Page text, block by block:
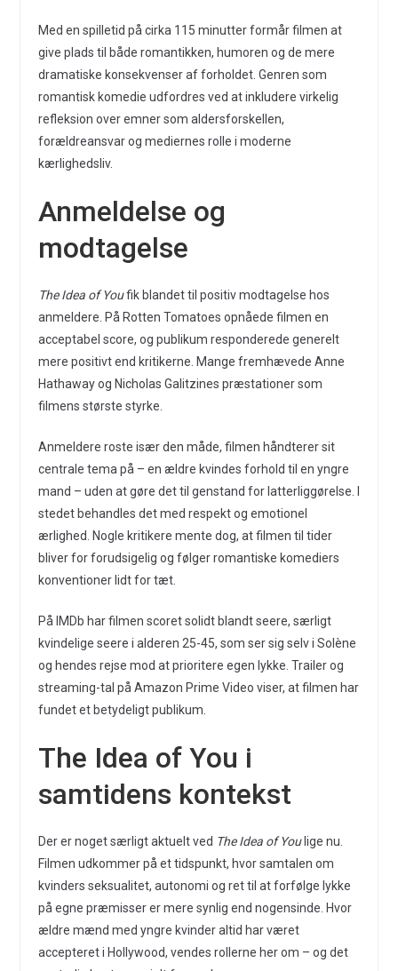
Med en spilletid på cirka 115 minutter formår filmen at
give plads til både romantikken, humoren og de mere
dramatiske konsekvenser af forholdet. Genren som
romantisk komedie udfordres ved at inkludere virkelig
refleksion over emner som aldersforskellen,
forældreansvar og mediernes rolle i moderne
kærlighedsliv.
Anmeldelse og
modtagelse
The Idea of Youfik blandet til positiv modtagelse hos
anmeldere. På Rotten Tomatoes opnåede filmen en
acceptabel score, og publikum responderede generelt
mere positivt end kritikerne. Mange fremhævede Anne
Hathaway og Nicholas Galitzines præstationer som
filmens største styrke.
Anmeldere roste især den måde, filmen håndterer sit
centrale tema på – en ældre kvindes forhold til en yngre
mand – uden at gøre det til genstand for latterliggørelse. I
stedet behandles det med respekt og emotionel
ærlighed. Nogle kritikere mente dog, at filmen til tider
bliver for forudsigelig og følger romantiske komediers
konventioner lidt for tæt.
På IMDb har filmen scoret solidt blandt seere, særligt
kvindelige seere i alderen 25-45, som ser sig selv i Solène
og hendes rejse mod at prioritere egen lykke. Trailer og
streaming-tal på Amazon Prime Video viser, at filmen har
fundet et betydeligt publikum.
The Idea of You i
samtidens kontekst
Der er noget særligt aktuelt ved The Idea of Youlige nu.
Filmen udkommer på et tidspunkt, hvor samtalen om
kvinders seksualitet, autonomi og ret til at forfølge lykke
på egne præmisser er mere synlig end nogensinde. Hvor
ældre mænd med yngre kvinder altid har været
accepteret i Hollywood, vendes rollerne her om – og det